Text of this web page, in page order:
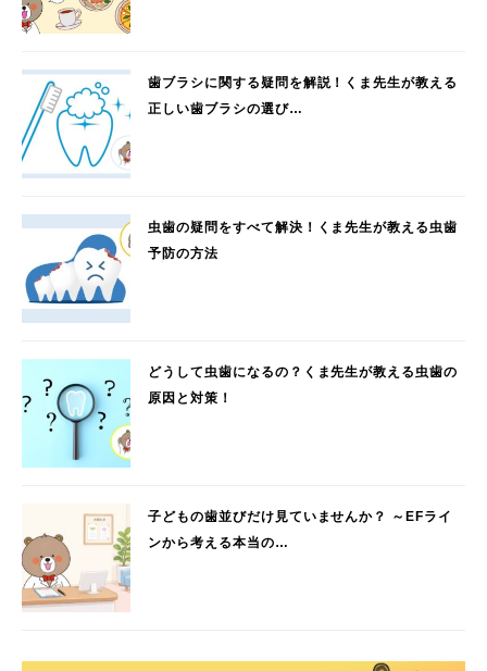
歯ブラシに関する疑問を解説！くま先生が教える
正しい歯ブラシの選び…
虫歯の疑問をすべて解決！くま先生が教える虫歯
予防の方法
どうして虫歯になるの？くま先生が教える虫歯の
原因と対策！
子どもの歯並びだけ見ていませんか？ ～EFライ
ンから考える本当の…